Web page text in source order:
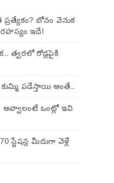
బోనం వెనుక
రహస్యం ఇదే!
త్వరలో రోడ్లపైకి
పడేస్తాయి అంతే..
అవ్వాలంటే ఒంట్లో ఇవి
స్టేషన్ల మీదుగా వెళ్లే